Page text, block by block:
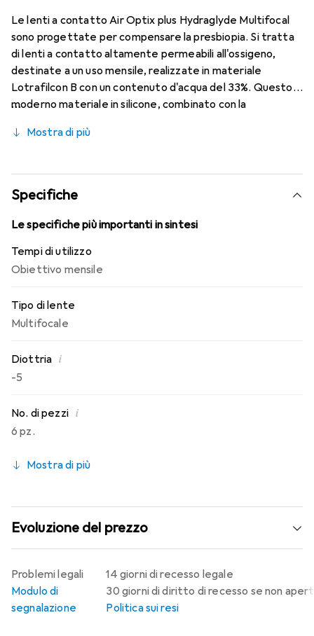
Le lenti a contatto Air Optix plus Hydraglyde Multifocal
sono progettate per compensare la presbiopia. Si tratta
di lenti a contatto altamente permeabili all'ossigeno,
destinate a un uso mensile, realizzate in materiale
Lotrafilcon B con un contenuto d'acqua del 33%. Questo
moderno materiale in silicone, combinato con la
tecnologia SmartShield, garantisce un'ottimale
un comfort di utilizzo prolungato. Grazie alla tecnologia
Precision Transition Design, è possibile avere una visione
nitida a tutte le distanze.
Mostra di più
Specifiche
Le specifiche più importanti in sintesi
Tempi di utilizzo
Obiettivo mensile
Tipo di lente
Multifocale
Diottria i
-5
No. di pezzi i
6 pz.
Mostra di più
Evoluzione del prezzo
14 giorni di recesso legale
30 giorni di diritto di recesso se non
Politica sui resi
Problemi legali
Modulo di
segnalazione